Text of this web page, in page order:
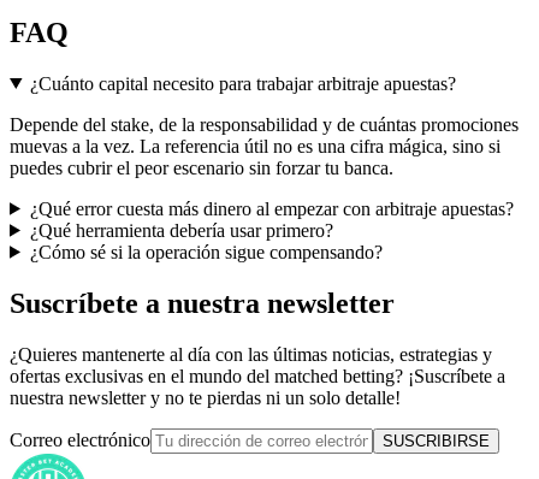
FAQ
¿Cuánto capital necesito para trabajar arbitraje apuestas?
Depende del stake, de la responsabilidad y de cuántas promociones
muevas a la vez. La referencia útil no es una cifra mágica, sino si
puedes cubrir el peor escenario sin forzar tu banca.
¿Qué error cuesta más dinero al empezar con arbitraje apuestas?
¿Qué herramienta debería usar primero?
¿Cómo sé si la operación sigue compensando?
Suscríbete a nuestra newsletter
¿Quieres mantenerte al día con las últimas noticias, estrategias y
ofertas exclusivas en el mundo del matched betting? ¡Suscríbete a
nuestra newsletter y no te pierdas ni un solo detalle!
Correo electrónico SUSCRIBIRSE